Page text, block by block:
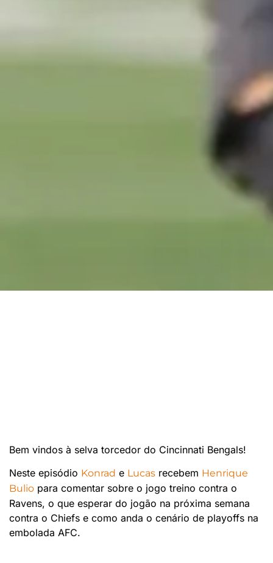
Bem vindos à selva torcedor do Cincinnati Bengals!
Neste episódio Konrad e Lucas recebem Henrique
Bulio para comentar sobre o jogo treino contra o
Ravens, o que esperar do jogão na próxima semana
contra o Chiefs e como anda o cenário de playoffs na
embolada AFC.